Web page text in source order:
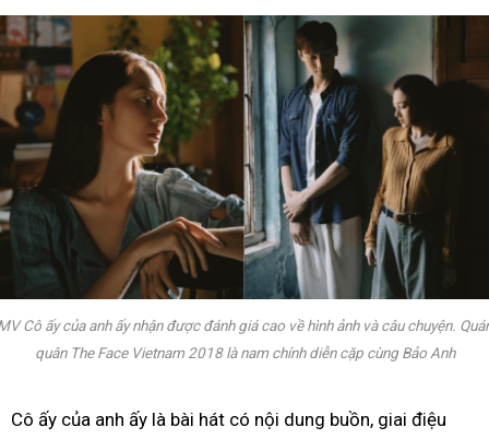
Cô ấy của anh ấy nhận được đánh giá cao về hình ảnh và câu chuyện.
quân The Face Vietnam 2018 là nam chính diễn cặp cùng Bảo Anh
Cô ấy của anh ấy là bài hát có nội dung buồn, giai điệu